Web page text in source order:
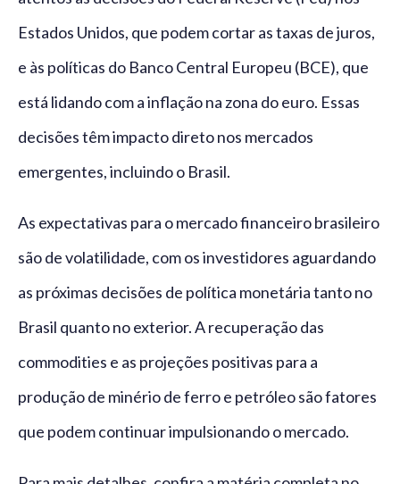
Estados Unidos, que podem cortar as taxas de juros,
e às políticas do Banco Central Europeu (BCE), que
está lidando com a inflação na zona do euro. Essas
decisões têm impacto direto nos mercados
emergentes, incluindo o Brasil.
As expectativas para o mercado financeiro brasileiro
são de volatilidade, com os investidores aguardando
as próximas decisões de política monetária tanto no
Brasil quanto no exterior. A recuperação das
commodities e as projeções positivas para a
produção de minério de ferro e petróleo são fatores
que podem continuar impulsionando o mercado.